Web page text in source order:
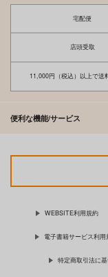
宅配便
店頭受取
11,000円（税込）以上で送
便利な機能/サービス
WEBSITE利用規約
電子書籍サービス利用
特定商取引法に